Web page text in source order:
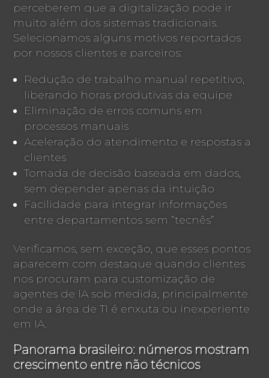
perceberem que a digitalização pode ir
muito além dos sistemas tradicionais.
Selecionamos alguns motivos reportados
por nossos clientes e parceiros:
Redução de trabalho manual repetitivo,
liberando horas produtivas da equipe
Eliminação de erros comuns em
processos manuais
Aceleração do atendimento e respostas a
clientes
Tomada de decisão baseada em dados,
sem depender apenas da intuição
Facilidade para integrar informações
entre departamentos sem “tecnês”
Verificamos, sem exceção, que esses pontos
aparecem com destaque quando clientes
nos procuram para customização de
agentes de IA sob medida, principalmente
onde a área de TI é enxuta ou inexperiente
em IA.
Panorama brasileiro: números mostram
crescimento entre não técnicos